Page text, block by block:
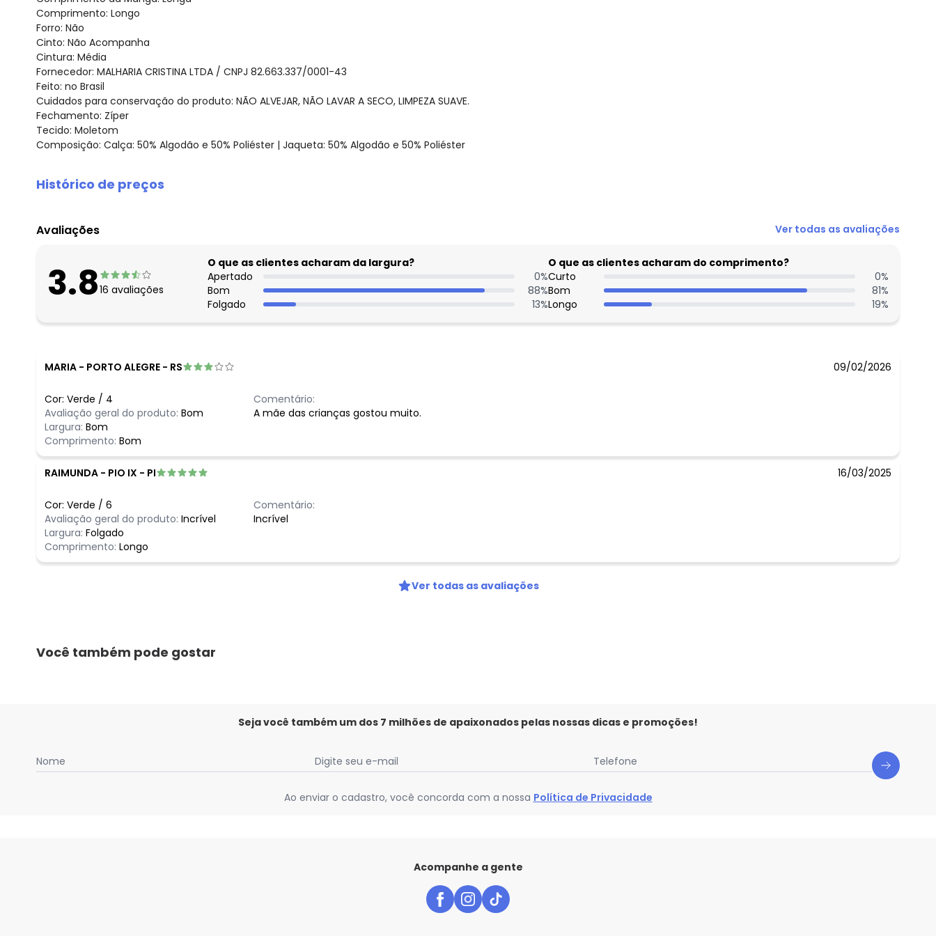
Comprimento: Longo
Forro: Não
Cinto: Não Acompanha
Cintura: Média
Fornecedor: MALHARIA CRISTINA LTDA / CNPJ 82.663.337/0001-43
Feito: no Brasil
Cuidados para conservação do produto: NÃO ALVEJAR, NÃO LAVAR A SECO, LIMPEZA SUAVE.
Fechamento: Zíper
Tecido: Moletom
Composição: Calça: 50% Algodão e 50% Poliéster | Jaqueta: 50% Algodão e 50% Poliéster
Histórico de preços
agosto/2026
N/D*
maio/2026 N/D*
abril/2026 N/D*
N/D*
fevereiro/2026 N/D*
Avaliações Ver todas as avaliações
3.816 avaliações
O que as clientes acharam da largura?
Apertado
0%
Bom
88%
Folgado
13%
O que as clientes acharam do comprimento?
Curto
0%
Bom
81%
Longo
19%
MARIA - PORTO ALEGRE - RS 09/02/2026
Cor: Verde / 4
Avaliação geral do produto: Bom
Largura: Bom
Comprimento: Bom
Comentário:
A mãe das crianças gostou muito.
RAIMUNDA - PIO IX - PI 16/03/2025
Cor: Verde / 6
Avaliação geral do produto: Incrível
Largura: Folgado
Comprimento: Longo
Comentário:
Incrível
Ver todas as avaliações
Você também pode gostar
Seja você também um dos 7 milhões de apaixonados pelas nossas dicas e promoções!
Nome Digite seu e-mail Telefone
Ao enviar o cadastro, você concorda com a nossa Política de Privacidade
Acompanhe a gente